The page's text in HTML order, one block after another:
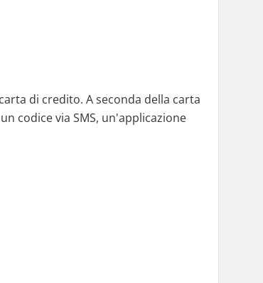
di credito. A seconda della carta
codice via SMS, un'applicazione